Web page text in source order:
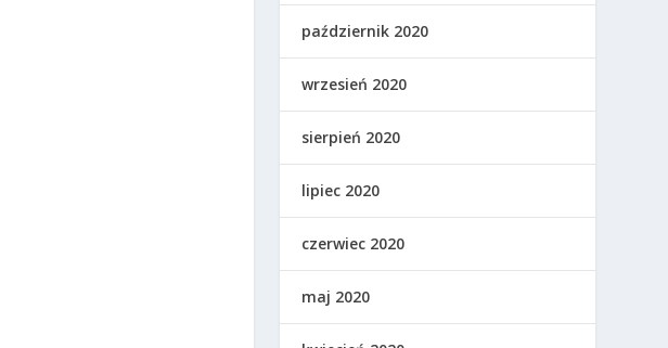
październik 2020
wrzesień 2020
sierpień 2020
lipiec 2020
czerwiec 2020
maj 2020